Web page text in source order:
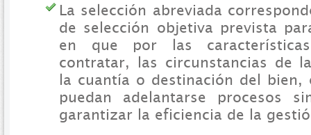
La selección abreviada
de selección objetiva prevista
en que por las
contratar, las circunstancias de
la cuantía o destinación del bien,
puedan adelantarse procesos
garantizar la eficiencia de la